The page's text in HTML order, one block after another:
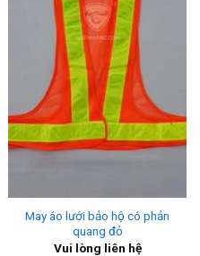
May áo lưới bảo hộ có phản
quang đỏ
Vui lòng liên hệ